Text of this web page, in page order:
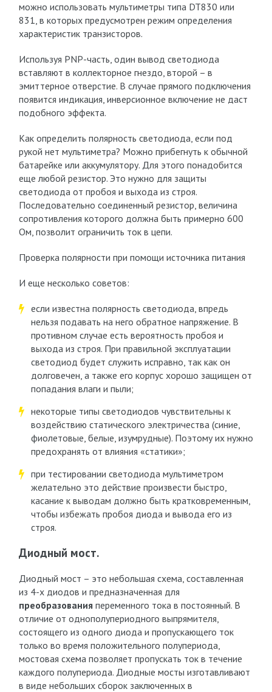
можно использовать мультиметры типа DT830 или
831, в которых предусмотрен режим определения
характеристик транзисторов.
Используя PNP-часть, один вывод светодиода
вставляют в коллекторное гнездо, второй – в
эмиттерное отверстие. В случае прямого подключения
появится индикация, инверсионное включение не даст
подобного эффекта.
Как определить полярность светодиода, если под
рукой нет мультиметра? Можно прибегнуть к обычной
батарейке или аккумулятору. Для этого понадобится
еще любой резистор. Это нужно для защиты
светодиода от пробоя и выхода из строя.
Последовательно соединенный резистор, величина
сопротивления которого должна быть примерно 600
Ом, позволит ограничить ток в цепи.
Проверка полярности при помощи источника питания
И еще несколько советов:
если известна полярность светодиода, впредь
нельзя подавать на него обратное напряжение. В
противном случае есть вероятность пробоя и
выхода из строя. При правильной эксплуатации
светодиод будет служить исправно, так как он
долговечен, а также его корпус хорошо защищен от
попадания влаги и пыли;
некоторые типы светодиодов чувствительны к
воздействию статического электричества (синие,
фиолетовые, белые, изумрудные). Поэтому их нужно
предохранять от влияния «статики»;
при тестировании светодиода мультиметром
желательно это действие произвести быстро,
касание к выводам должно быть кратковременным,
чтобы избежать пробоя диода и вывода его из
строя.
Диодный мост.
Диодный мост – это небольшая схема, составленная
из 4-х диодов и предназначенная для
преобразованияпеременного тока в постоянный. В
отличие от однополупериодного выпрямителя,
состоящего из одного диода и пропускающего ток
только во время положительного полупериода,
мостовая схема позволяет пропускать ток в течение
каждого полупериода. Диодные мосты изготавливают
в виде небольших сборок заключенных в